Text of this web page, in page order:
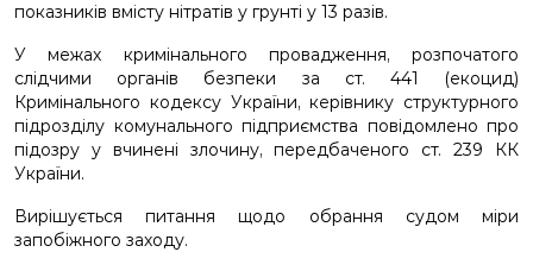
показників вмісту нітратів у грунті у 13 разів.
У межах кримінального провадження, розпочатого
слідчими органів безпеки за ст. 441 (екоцид)
Кримінального кодексу України, керівнику структурного
підрозділу комунального підприємства повідомлено про
підозру у вчинені злочину, передбаченого ст. 239 КК
України.
Вирішується питання щодо обрання судом міри
запобіжного заходу.